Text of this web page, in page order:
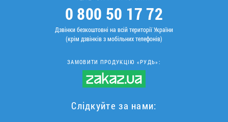
0 800 50 17 72
Дзвінки безкоштовні на всій території України
(крім дзвінків з мобільних телефонів)
ЗАМОВИТИ ПРОДУКЦІЮ «РУДЬ»:
Слідкуйте за нами: